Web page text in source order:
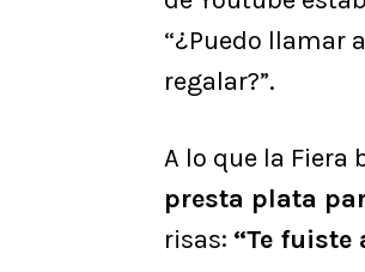
“¿Puedo llamar
regalar?”.
A lo que la Fiera
presta plata
risas: “Te fuiste